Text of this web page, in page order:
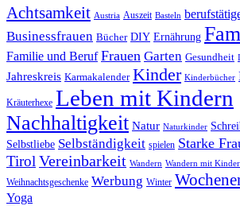
Achtsamkeit Austria Auszeit Basteln
Businessfrauen Bücher DIY Ernährung
Familie und Beruf Frauen Garten Gesundheit
Jahreskreis Karmakalender Kinder Kinderbücher
Kräuterhexe Leben mit Kindern
Nachhaltigkeit Natur Naturkinder
Selbstliebe Selbständigkeit spielen Starke
Tirol Vereinbarkeit Wandern Wandern mit
Weihnachtsgeschenke Werbung Winter
Yoga